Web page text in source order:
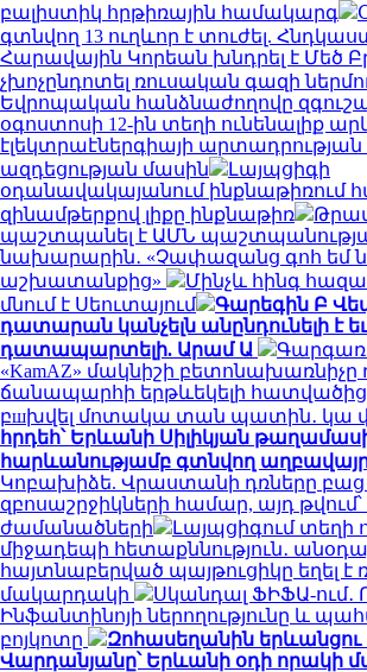
բալիստիկ հրթիռային համակարգ
գտնվող 13 ուղևոր է տուժել.
Հարավային Կորեան խնդրել է Մեծ
չխոչընդոտել ռուսական գազի
Եվրոպական հանձնաժողովը
օգոստոսի 12-ին տեղի ունենալիք
էլեկտրաէներգիայի
ազդեցության մասին
Լայպցիգի
օդանավակայանում ինքնաթիռում
զինամթերքով լիքը ինքնաթիռ
պաշտպանել է ԱՄՆ
նախարարին․ «Չափազանց գոհ եմ
աշխատանքից»
Մինչև հինգ
մնում է Սեուտայում
Գարեգին Բ
դատարան կանչելն անընդունելի է եւ
դատապարտելի. Արամ Ա
Գարգառ
«KamAZ» մակնիշի բետոնախառնիչը
ճանապարհի երթևեկելի հատվածից,
բшխվել մոտակա տան պատին․ կա
հրդեհ՝ Երևանի Սիլիկյան
հարևանությամբ գտնվող
Կոբախիձե. Վրաստանի դռները բաց
զբոսաշրջիկների համար, այդ
ժամանածների
Լայպցիգում տեղի
միջադեպի հետաքննություն․
հայտնաբերված պայթուցիկը եղել
մակարդակի
Սկանդալ ՖԻՖԱ-ում․
Ինֆանտինոյի ներողությունը և
բոյկոտը
Զոհասեղանին երևանցու
Վարդանյանը՝ Երևանի օդի որակի